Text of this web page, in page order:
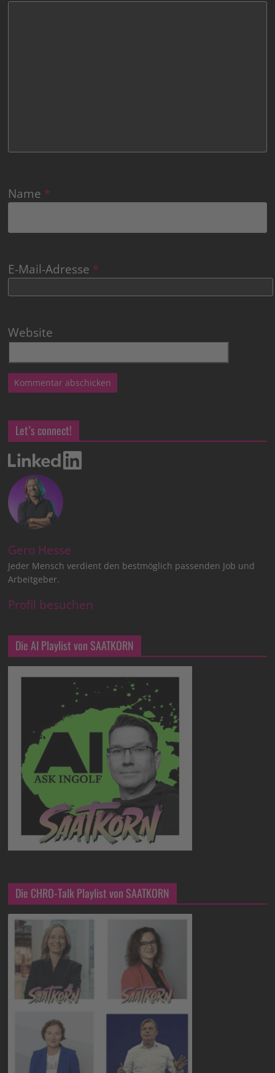
Name *
E-Mail-Adresse *
Website
Let’s connect!
Gero Hesse
Jeder Mensch verdient den bestmöglich passenden Job und
Arbeitgeber.
Profil besuchen
Die AI Playlist von SAATKORN
Die CHRO-Talk Playlist von SAATKORN